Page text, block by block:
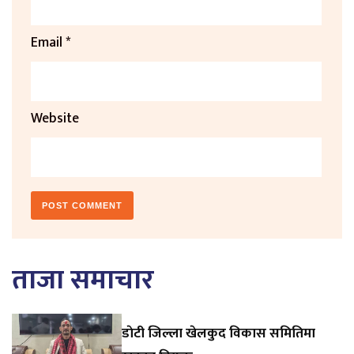
Email*
Website
ताजा समाचार
डाेटी जिल्ला खेलकुद विकास समितिमा